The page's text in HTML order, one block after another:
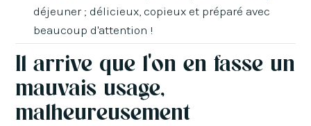
déjeuner ; délicieux, copieux et préparé avec
beaucoup d'attention !
Il arrive que l'on en fasse un
mauvais usage,
malheureusement